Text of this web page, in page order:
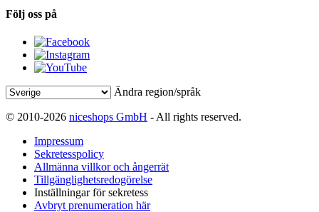
Följ oss på
Ändra region/språk
© 2010-2026 niceshops GmbH - All rights reserved.
Impressum
Sekretesspolicy
Allmänna villkor och ångerrät
Tillgänglighetsredogörelse
Inställningar för sekretess
Avbryt prenumeration här